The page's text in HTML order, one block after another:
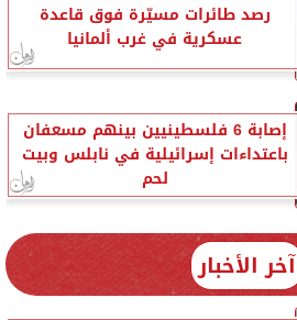
رصد طائرات مسيّرة فوق قاعدة
عسكرية في غرب ألمانيا
إصابة 6 فلسطينيين بينهم مسعفان
باعتداءات إسرائيلية في نابلس وبيت
لحم
آخر الأخبار